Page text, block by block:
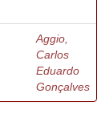
Aggio,
Carlos
Eduardo
Gonçalves